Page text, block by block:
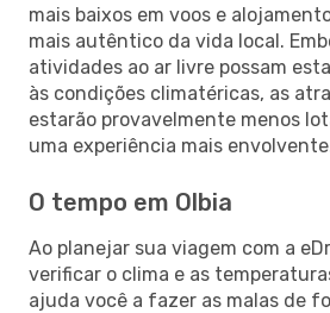
mais baixos em voos e
mais autêntico da vida local.
atividades ao ar livre possam
às condições climatéricas, as
estarão provavelmente menos
uma experiência mais
O tempo em Olbia
Ao planejar sua viagem com a
verificar o clima e as
ajuda você a fazer as malas de